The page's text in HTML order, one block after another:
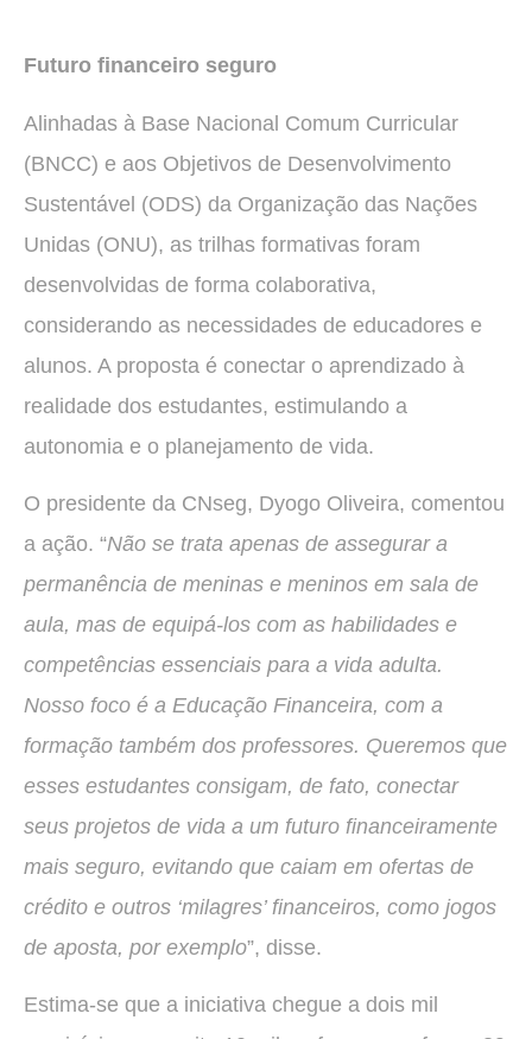
Futuro financeiro seguro
Alinhadas à Base Nacional Comum Curricular
(BNCC) e aos Objetivos de Desenvolvimento
Sustentável (ODS) da Organização das Nações
Unidas (ONU), as trilhas formativas foram
desenvolvidas de forma colaborativa,
considerando as necessidades de educadores e
alunos. A proposta é conectar o aprendizado à
realidade dos estudantes, estimulando a
autonomia e o planejamento de vida.
O presidente da CNseg, Dyogo Oliveira, comentou
a ação. “Não se trata apenas de assegurar a
permanência de meninas e meninos em sala de
aula, mas de equipá-los com as habilidades e
competências essenciais para a vida adulta.
Nosso foco é a Educação Financeira, com a
formação também dos professores. Queremos que
esses estudantes consigam, de fato, conectar
seus projetos de vida a um futuro financeiramente
mais seguro, evitando que caiam em ofertas de
crédito e outros ‘milagres’ financeiros, como jogos
de aposta, por exemplo”, disse.
Estima-se que a iniciativa chegue a dois mil